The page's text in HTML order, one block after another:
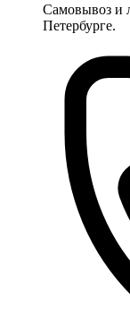
Самовывоз и
Петербурге.